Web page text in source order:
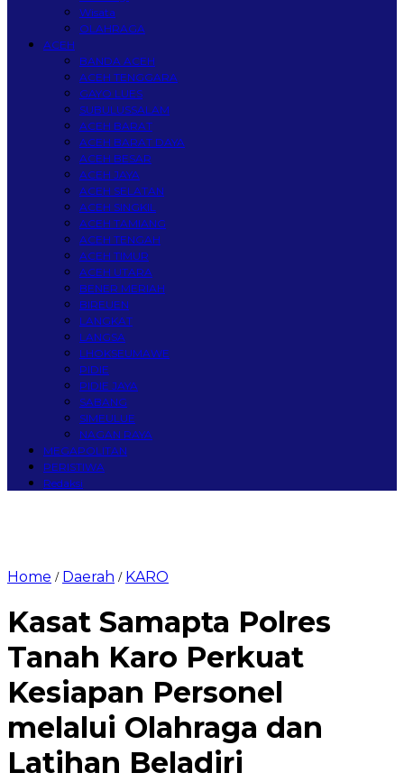
Wisata
OLAHRAGA
ACEH
BANDA ACEH
ACEH TENGGARA
GAYO LUES
SUBULUSSALAM
ACEH BARAT
ACEH BARAT DAYA
ACEH BESAR
ACEH JAYA
ACEH SELATAN
ACEH SINGKIL
ACEH TAMIANG
ACEH TENGAH
ACEH TIMUR
ACEH UTARA
BENER MERIAH
BIREUEN
LANGKAT
LANGSA
LHOKSEUMAWE
PIDIE
PIDIE JAYA
SABANG
SIMEULUE
NAGAN RAYA
MEGAPOLITAN
PERISTIWA
Redaksi
Home / Daerah / KARO
Kasat Samapta Polres
Tanah Karo Perkuat
Kesiapan Personel
melalui Olahraga dan
Latihan Beladiri